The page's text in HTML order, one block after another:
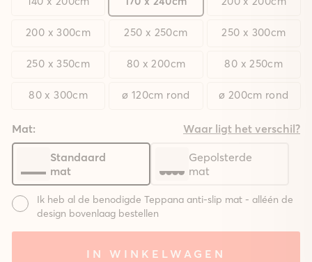
200 x 300cm 250 x 250cm 250 x 300cm
250 x 350cm 80 x 200cm 80 x 250cm
80 x 300cm ø 120cm rond ø 200cm rond
Mat: Waar ligt het verschil?
Standaard
mat
Gepolsterde
mat
Ik heb al de benodigde Teppana anti-slip mat - alléén de
design bovenlaag bestellen
IN WINKELWAGEN